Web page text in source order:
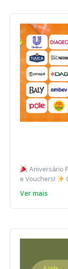
Aniversário
e Vouchers!
Ver mais